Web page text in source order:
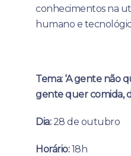
conhecimentos na
humano e
Tema: ‘A gente não
gente quer comida,
Dia:28 de outubro
Horário:18h